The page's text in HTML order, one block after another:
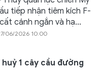
tiếp nhận tiêm kích F-
cánh ngắn và hạ...
06/2026 10:00
1 cây cầu đường